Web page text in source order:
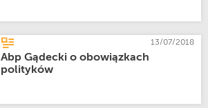
13/07/2018
Abp Gądecki o obowiązkach
polityków